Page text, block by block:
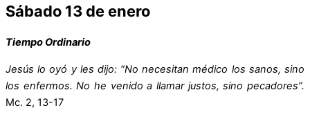
Sábado 13 de enero
Tiempo Ordinario
Jesús lo oyó y les dijo: “No necesitan médico los sanos, sino
los enfermos. No he venido a llamar justos, sino pecadores”.
Mc. 2, 13-17